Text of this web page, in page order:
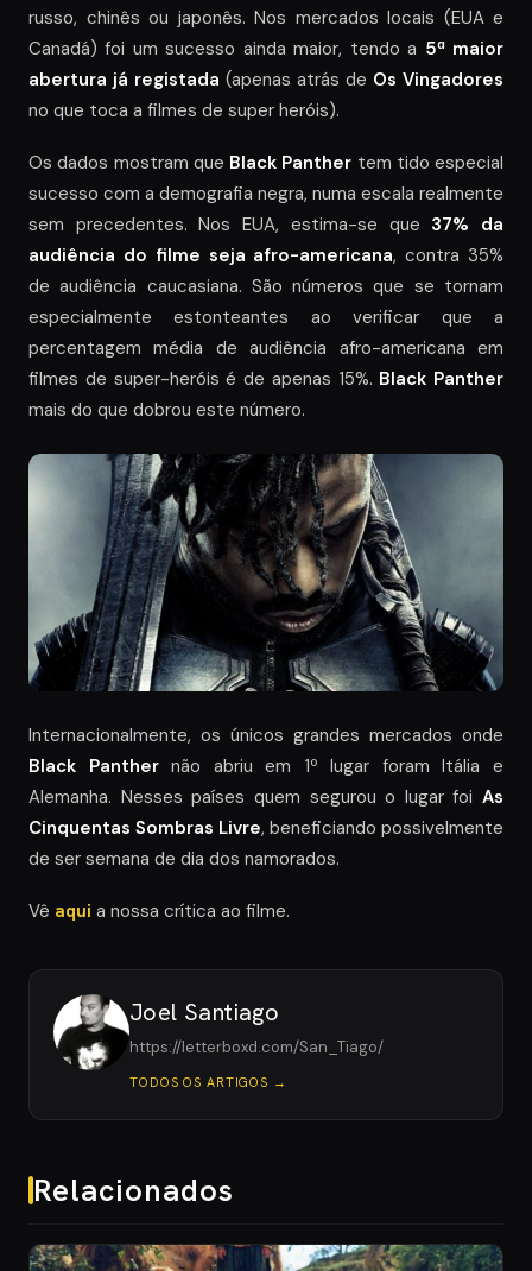
russo, chinês ou japonês. Nos mercados locais (EUA e
Canadá) foi um sucesso ainda maior, tendo a 5ª maior
abertura já registada (apenas atrás de Os Vingadores
no que toca a filmes de super heróis).
Os dados mostram que Black Panther tem tido especial
sucesso com a demografia negra, numa escala realmente
sem precedentes. Nos EUA, estima-se que 37% da
audiência do filme seja afro-americana, contra 35%
de audiência caucasiana. São números que se tornam
especialmente estonteantes ao verificar que a
percentagem média de audiência afro-americana em
filmes de super-heróis é de apenas 15%. Black Panther
mais do que dobrou este número.
Internacionalmente, os únicos grandes mercados onde
Black Panthernão abriu em 1º lugar foram Itália e
Alemanha. Nesses países quem segurou o lugar foi As
Cinquentas Sombras Livre, beneficiando possivelmente
de ser semana de dia dos namorados.
Vê aqui a nossa crítica ao filme.
Joel Santiago
https://letterboxd.com/San_Tiago/
TODOS OS ARTIGOS →
Relacionados